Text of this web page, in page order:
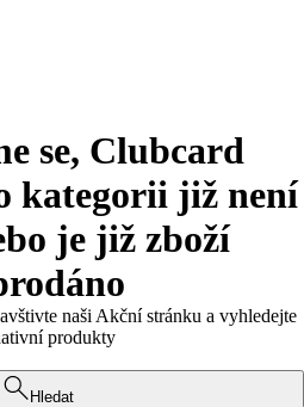
se, Clubcard
kategorii již není
je již zboží
naši Akční stránku a vyhledejte
produkty
Hledat